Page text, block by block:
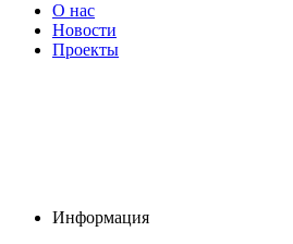
О нас
Новости
Проекты
Информация